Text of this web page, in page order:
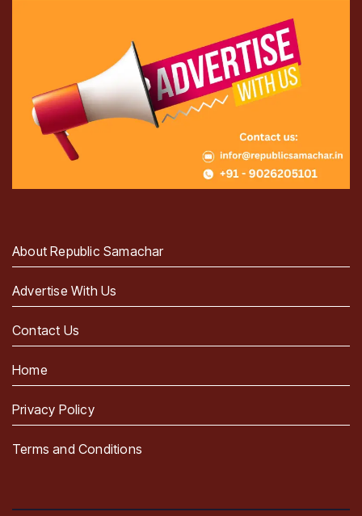
About Republic Samachar
Advertise With Us
Contact Us
Home
Privacy Policy
Terms and Conditions